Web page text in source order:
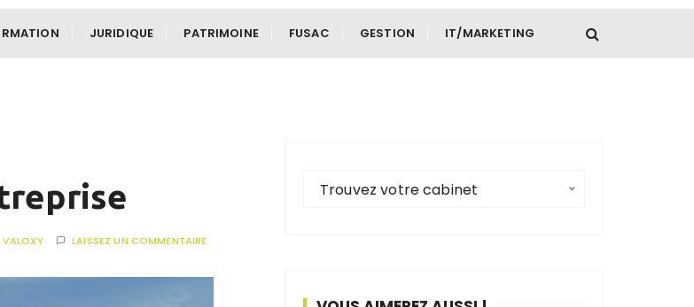
JURIDIQUE PATRIMOINE FUSAC GESTION IT/MARKETING
VALOXY LAISSEZ UN COMMENTAIRE
Trouvez votre cabinet